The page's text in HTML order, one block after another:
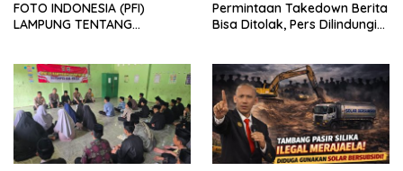
FOTO INDONESIA (PFI)
LAMPUNG TENTANG
TERHADAP JURNALIS DI
PENGADILAN NEGERI
TANJUNG KARANG.
Permintaan Takedown Berita
Bisa Ditolak, Pers Dilindungi